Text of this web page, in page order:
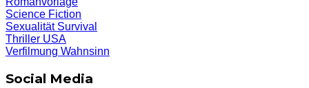
Science Fiction
Sexualität Survival
Thriller USA
Verfilmung Wahnsinn
Social Media